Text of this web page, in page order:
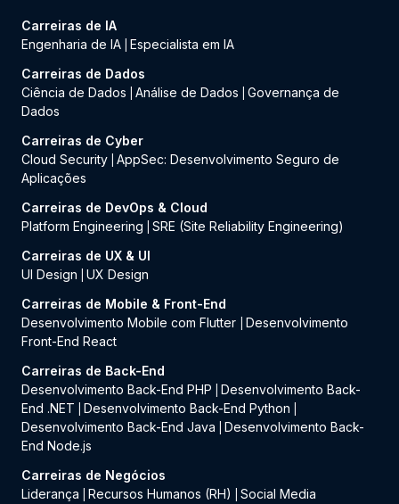
Carreiras de IA
Engenharia de IA Especialista em IA
Carreiras de Dados
Ciência de Dados
Análise de Dados
Governança de
Dados
Carreiras de Cyber
Cloud Security AppSec: Desenvolvimento Seguro de
Aplicações
Carreiras de DevOps & Cloud
Platform Engineering
SRE (Site Reliability Engineering)
Carreiras de UX & UI
UI Design
UX Design
Carreiras de Mobile & Front-End
Desenvolvimento Mobile com Flutter
Desenvolvimento
Front-End React
Carreiras de Back-End
Desenvolvimento Back-End PHP
Desenvolvimento Back-
End .NET
Desenvolvimento Back-End Python
Desenvolvimento Back-End Java
Desenvolvimento Back-
End Node.js
Carreiras de Negócios
Liderança
Recursos Humanos (RH)
Social Media